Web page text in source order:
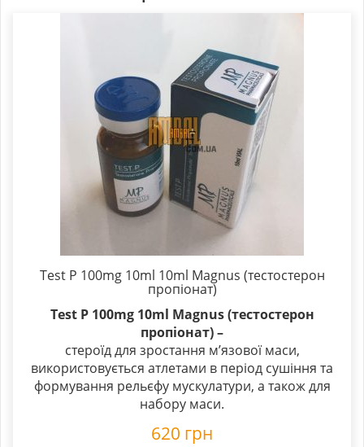
Test P 100mg 10ml 10ml Magnus (тестостерон
пропіонат)
Test P 100mg 10ml Magnus (тестостерон
пропіонат)–
стероїд для зростання м’язової маси,
використовується атлетами в період сушіння та
формування рельєфу мускулатури, а також для
набору маси.
620 грн